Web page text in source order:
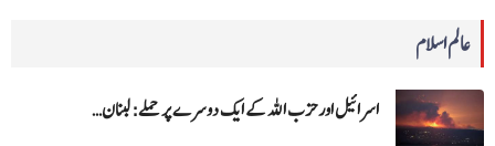
عالم اسلام
اسرائیل اور حزب اللہ کے ایک دوسرے پر حملے: لبنان…